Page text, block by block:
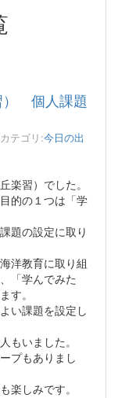
） 個人課題
カテゴリ:今日の出
楽習）でした。
的の１つは「学
題の設定に取り
洋教育に取り組
「学んでみた
す。
い課題を設定し
もいました。
プもありまし
楽しみです。